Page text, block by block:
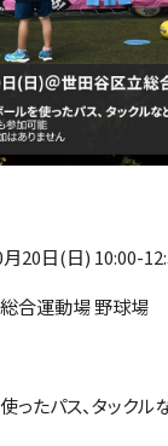
月20日(日) 10:00-
総合運動場 野球場
ったパス、タック